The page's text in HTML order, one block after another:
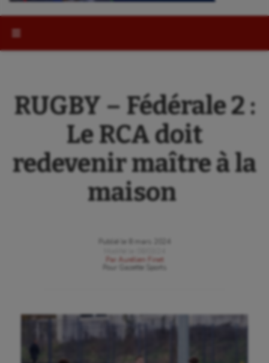
RUGBY – Fédérale 2 :
Le RCA doit
redevenir maître à la
maison
Publié le
8 mars 2024
Par
Aurélien Finet
Gazette Sports